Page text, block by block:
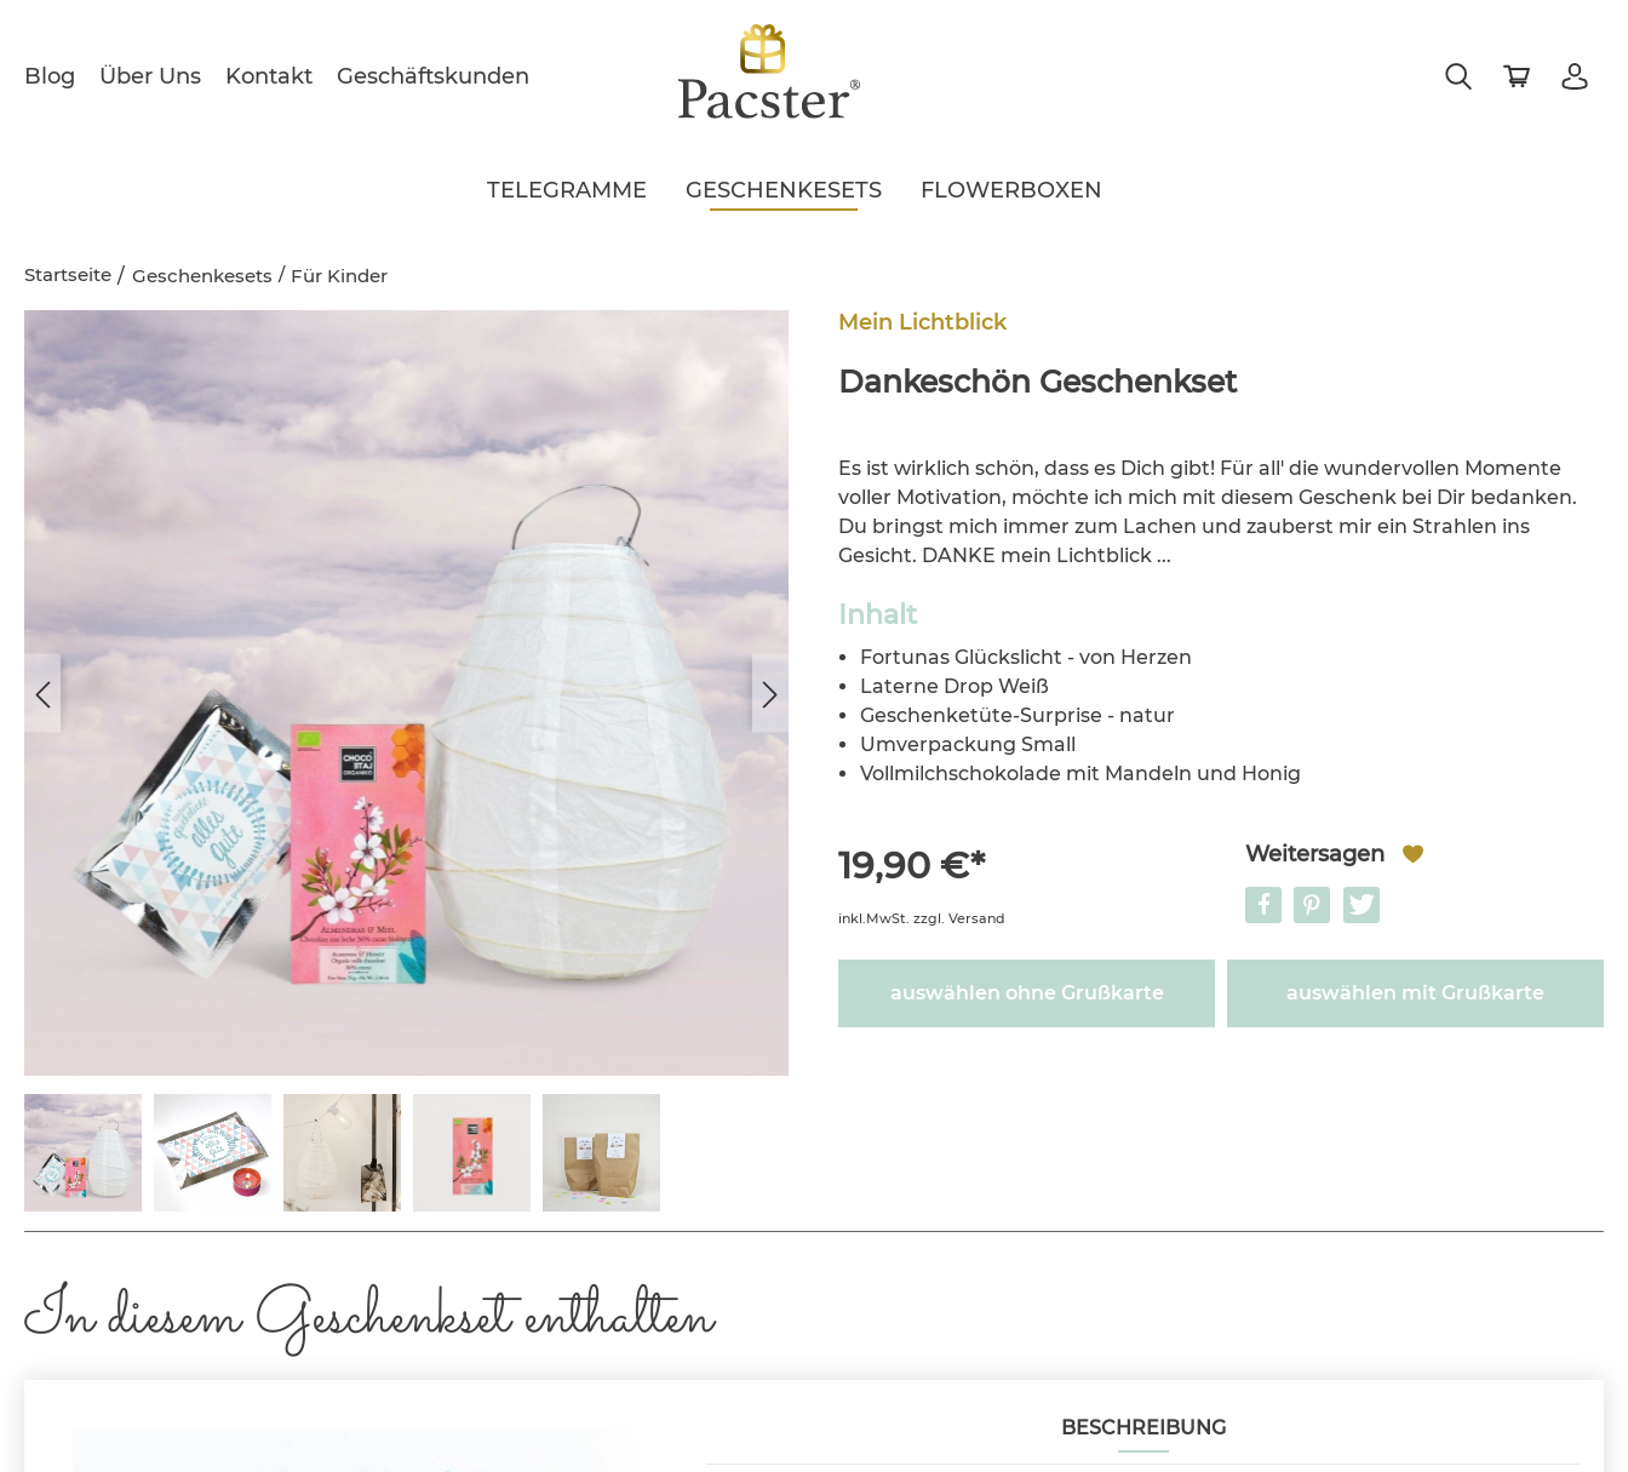
Blog Über Uns Kontakt Geschäftskunden
TELEGRAMME GESCHENKESETS FLOWERBOXEN
Startseite Geschenkesets / Für Kinder
Mein Lichtblick
Dankeschön Geschenkset
Es ist wirklich schön, dass es Dich gibt! Für all' die wundervollen Momente
voller Motivation, möchte ich mich mit diesem Geschenk bei Dir bedanken.
Du bringst mich immer zum Lachen und zauberst mir ein Strahlen ins
Gesicht. DANKE mein Lichtblick ...
Inhalt
Fortunas Glückslicht - von Herzen
Laterne Drop Weiß
Geschenketüte-Surprise - natur
Umverpackung Small
Vollmilchschokolade mit Mandeln und Honig
19,90 €*
inkl.MwSt. zzgl. Versand
Weitersagen
auswählen ohne Grußkarte auswählen mit Grußkarte
In diesem Geschenkset enthalten
BESCHREIBUNG